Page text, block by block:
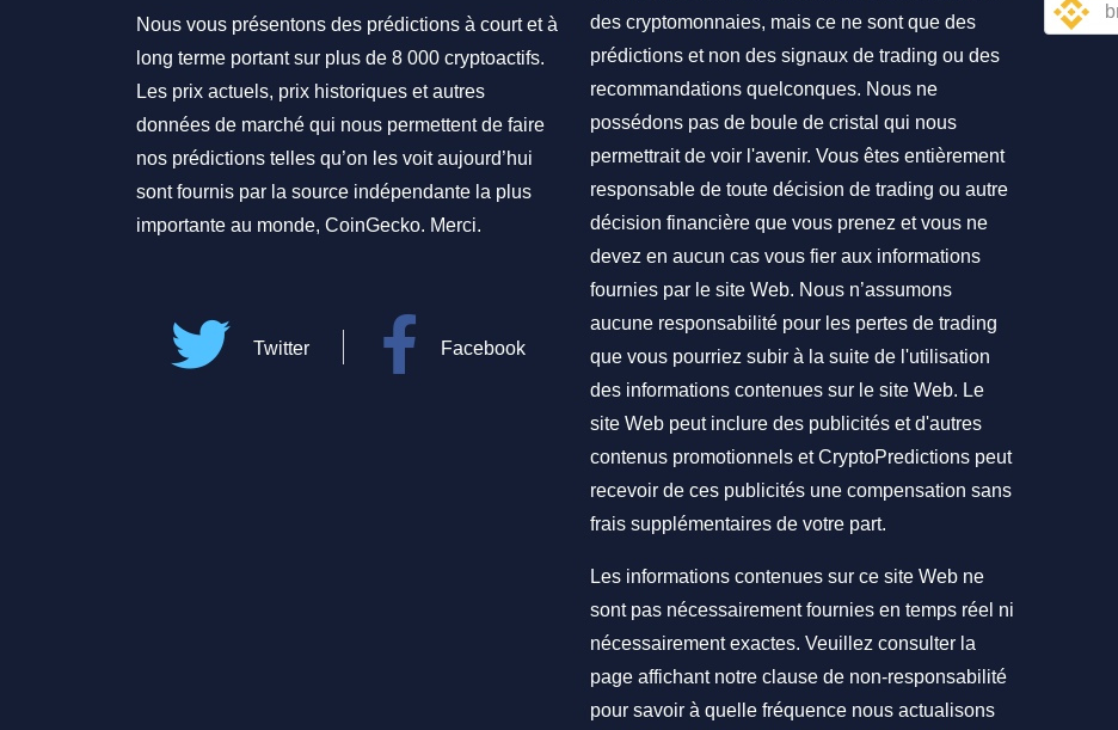
Nous vous présentons des prédictions à court et à
long terme portant sur plus de 8 000 cryptoactifs.
Les prix actuels, prix historiques et autres
données de marché qui nous permettent de faire
nos prédictions telles qu’on les voit aujourd’hui
sont fournis par la source indépendante la plus
importante au monde, CoinGecko. Merci.
Twitter Facebook
des cryptomonnaies, mais ce ne sont que des
prédictions et non des signaux de trading ou des
recommandations quelconques. Nous ne
possédons pas de boule de cristal qui nous
permettrait de voir l'avenir. Vous êtes entièrement
responsable de toute décision de trading ou autre
décision financière que vous prenez et vous ne
devez en aucun cas vous fier aux informations
fournies par le site Web. Nous n’assumons
aucune responsabilité pour les pertes de trading
que vous pourriez subir à la suite de l'utilisation
des informations contenues sur le site Web. Le
site Web peut inclure des publicités et d'autres
contenus promotionnels et CryptoPredictions peut
recevoir de ces publicités une compensation sans
frais supplémentaires de votre part.
Les informations contenues sur ce site Web ne
sont pas nécessairement fournies en temps réel ni
nécessairement exactes. Veuillez consulter la
page affichant notre clause de non-responsabilité
pour savoir à quelle fréquence nous actualisons